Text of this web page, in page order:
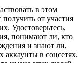
в этом
от участия
Удостоверьтесь,
понимают ли, кто
и знают ли,
аккаунты в соцсетях.